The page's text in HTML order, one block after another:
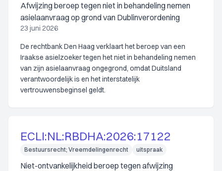
Afwijzing beroep tegen niet in behandeling nemen
asielaanvraag op grond van Dublinverordening
23 juni 2026
De rechtbank Den Haag verklaart het beroep van een
Iraakse asielzoeker tegen het niet in behandeling nemen
van zijn asielaanvraag ongegrond, omdat Duitsland
verantwoordelijk is en het interstatelijk
vertrouwensbeginsel geldt.
ECLI:NL:RBDHA:2026:17122
Bestuursrecht; Vreemdelingenrecht uitspraak
Niet-ontvankelijkheid beroep tegen afwijzing